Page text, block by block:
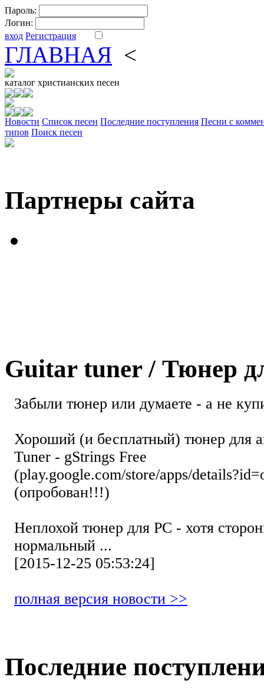
Пароль:
Логин:
вход Регистрация
ГЛАВНАЯ <
каталог христианских песен
Новости Cписок песен Последние поступления Песни с
типов Поиск песен
Партнеры сайта
Guitar tuner / Тюнер
Забыли тюнер или думаете - а не
Хороший (и бесплатный) тюнер для
Tuner - gStrings Free
(play.google.com/store/apps/
(опробован!!!)
Неплохой тюнер для РС - хотя
нормальный ...
[2015-12-25 05:53:24]
полная версия новости >>
Последние